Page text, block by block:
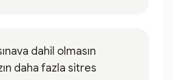
dahil olmasın
daha fazla sitres